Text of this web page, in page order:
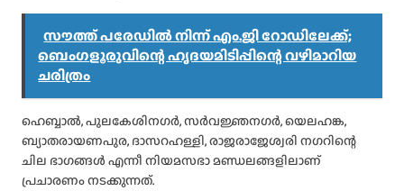
സൗത്ത് പരേഡിൽ നിന്ന് എം.ജി റോഡിലേക്ക്;
ബെംഗളൂരുവിന്റെ ഹൃദയമിടിപ്പിന്റെ വഴിമാറിയ
ചരിത്രം
ഹെബ്ബാൽ, പുലകേശിനഗർ, സർവജ്ഞനഗർ, യെലഹങ്ക,
ബ്യാതരായണപുര, ദാസറഹള്ളി, രാജരാജേശ്വരി നഗറിന്റെ
ചില ഭാഗങ്ങൾ എന്നീ നിയമസഭാ മണ്ഡലങ്ങളിലാണ്
പ്രചാരണം നടക്കുന്നത്.